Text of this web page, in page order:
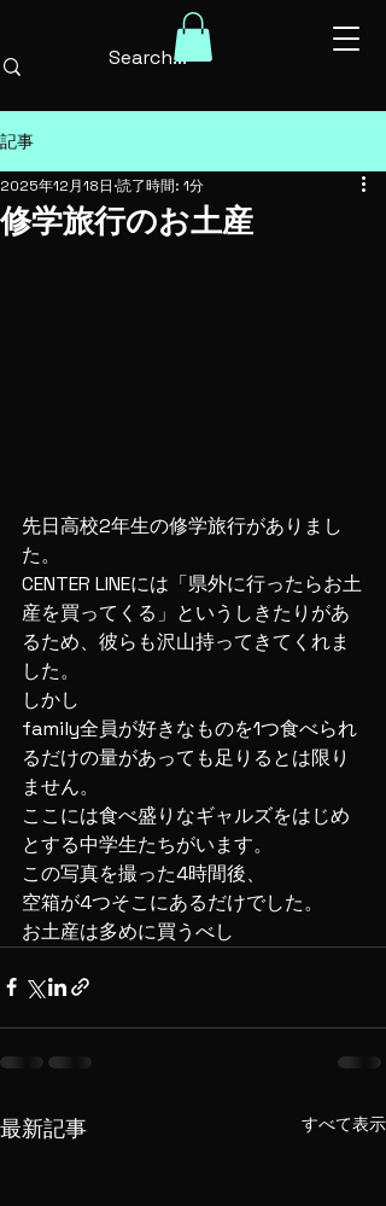
記事
修学旅行のお土産
2025年12月18日 読了時間: 1分
先日高校2年生の修学旅行がありまし
た。
CENTER LINEには「県外に行ったらお土
産を買ってくる」というしきたりがあ
るため、彼らも沢山持ってきてくれま
した。
しかし
family全員が好きなものを1つ食べられ
るだけの量があっても足りるとは限り
ません。
ここには食べ盛りなギャルズをはじめ
とする中学生たちがいます。
この写真を撮った4時間後、
空箱が4つそこにあるだけでした。
お土産は多めに買うべし
最新記事 すべて表示